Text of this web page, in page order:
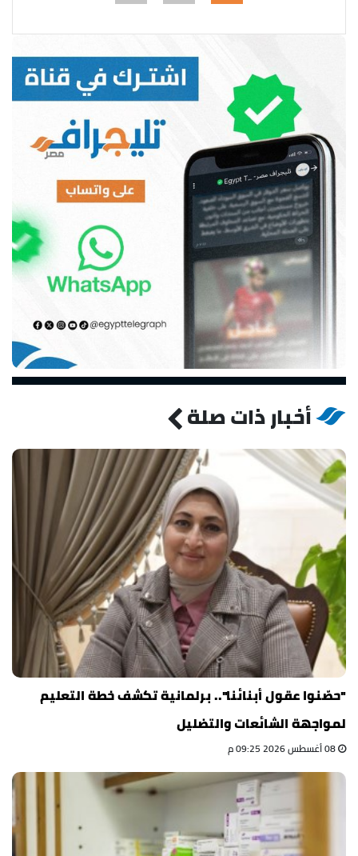
أخبار ذات صلة
"حصّنوا عقول أبنائنا".. برلمانية تكشف خطة التعليم
لمواجهة الشائعات والتضليل